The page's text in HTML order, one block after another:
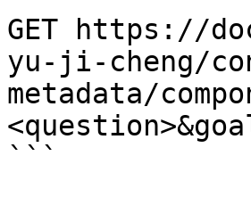
GET https://
yu-ji-cheng/
metadata/
```